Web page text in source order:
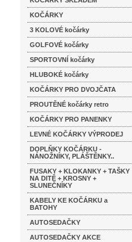
KOČÁRKY
3 KOLOVÉ kočárky
GOLFOVÉ kočárky
SPORTOVNÍ kočárky
HLUBOKÉ kočárky
KOČÁRKY PRO DVOJČATA
PROUTĚNÉ kočárky retro
KOČÁRKY PRO PANENKY
LEVNÉ KOČÁRKY VÝPRODEJ
DOPLŇKY KOČÁRKU -
NÁNOŽNÍKY, PLÁŠTĚNKY..
FUSAKY + KLOKANKY + TAŠKY
NA DITĚ + KROSNY +
SLUNEČNÍKY
KABELY KE KOČÁRKU a
BATOHY
AUTOSEDAČKY
AUTOSEDAČKY AKCE